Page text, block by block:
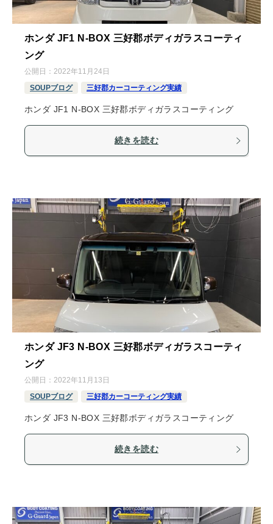
ホンダ JF1 N-BOX 三好郡ボディガラスコーティ
ング
公開日： 2022年11月24日
SOUPブログ
三好郡カーコーティング実績
ホンダ JF1 N-BOX 三好郡ボディガラスコーティング
続きを読む
ホンダ JF3 N-BOX 三好郡ボディガラスコーティ
ング
公開日： 2022年11月13日
SOUPブログ
三好郡カーコーティング実績
ホンダ JF3 N-BOX 三好郡ボディガラスコーティング
続きを読む